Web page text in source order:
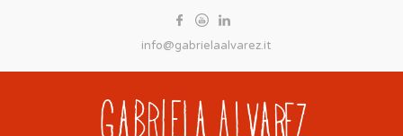
info@gabrielaalvarez.it